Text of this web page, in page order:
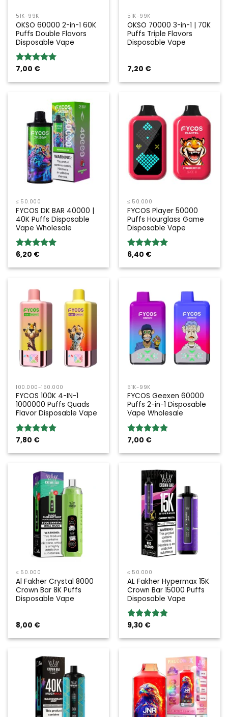
51K-99K
OKSO 60000 2-in-1 60K
Puffs Double Flavors
Disposable Vape
Bewertung:
7,00 €
51K-99K
OKSO 70000 3-in-1 | 70K
Puffs Triple Flavors
Disposable Vape
7,20 €
≤ 50.000
FYCOS DK BAR 40000 |
40K Puffs Disposable
Vape Wholesale
Bewertung:
6,20 €
≤ 50.000
FYCOS Player 50000
Puffs Hourglass Game
Disposable Vape
Bewertung:
6,40 €
100.000-150.000
FYCOS 100K 4-IN-1
1000000 Puffs Quads
Flavor Disposable Vape
Bewertung:
7,80 €
51K-99K
FYCOS Geexen 60000
Puffs 2-in-1 Disposable
Vape Wholesale
Bewertung:
7,00 €
≤ 50.000
Al Fakher Crystal 8000
Crown Bar 8K Puffs
Disposable Vape
8,00 €
≤ 50.000
AL Fakher Hypermax 15K
Crown Bar 15000 Puffs
Disposable Vape
Bewertung:
9,30 €